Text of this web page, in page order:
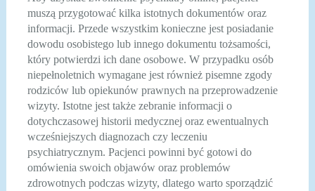
muszą przygotować kilka istotnych dokumentów oraz
informacji. Przede wszystkim konieczne jest posiadanie
dowodu osobistego lub innego dokumentu tożsamości,
który potwierdzi ich dane osobowe. W przypadku osób
niepełnoletnich wymagane jest również pisemne zgody
rodziców lub opiekunów prawnych na przeprowadzenie
wizyty. Istotne jest także zebranie informacji o
dotychczasowej historii medycznej oraz ewentualnych
wcześniejszych diagnozach czy leczeniu
psychiatrycznym. Pacjenci powinni być gotowi do
omówienia swoich objawów oraz problemów
zdrowotnych podczas wizyty, dlatego warto sporządzić